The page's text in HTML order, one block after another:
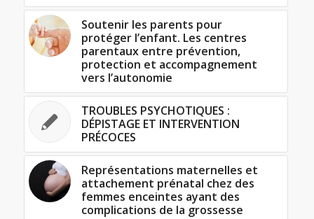
Soutenir les parents pour
protéger l’enfant. Les centres
parentaux entre prévention,
protection et accompagnement
vers l’autonomie
TROUBLES PSYCHOTIQUES :
DÉPISTAGE ET INTERVENTION
PRÉCOCES
Représentations maternelles et
attachement prénatal chez des
femmes enceintes ayant des
complications de la grossesse